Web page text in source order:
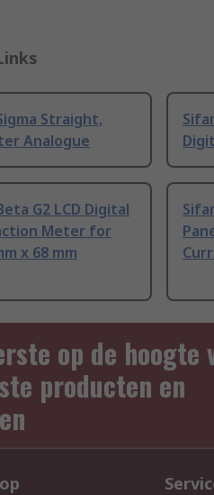
Straight,
Analogue
G2 LCD Digital
Meter for
x 68 mm
op de hoogte
producten en